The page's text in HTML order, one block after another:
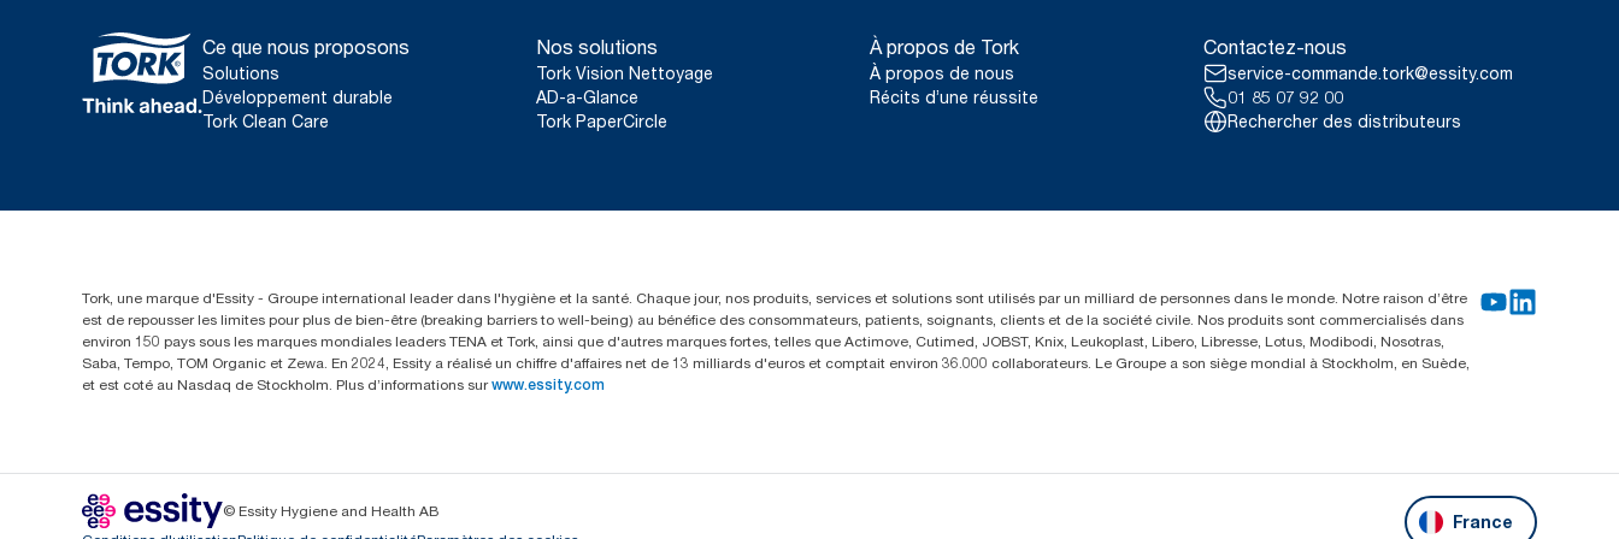
**
Représente l’assortiment de recharges européen Tork OptiServe® par occasion d’utilisation.
Analyses du cycle de vie (ACV) vérifiées par des tiers couvrant tous les niveaux de qualité
combinées avec des données de consommation. Comme ces données sont une moyenne des
systèmes, elles ne doivent pas être utilisées à des fins de création de rapports relatifs à
Ce que nous proposons
Solutions
Développement durable
Tork Clean Care
Nos solutions
Tork Vision Nettoyage
AD-a-Glance
Tork PaperCircle
À propos de Tork
À propos de nous
Récits d’une réussite
Contactez-nous
service-commande.tork@essity.com
01 85 07 92 00
Rechercher des distributeurs
Tork, une marque d'Essity - Groupe international leader dans l'hygiène et la santé. Chaque jour, nos produits, services et solutions sont utilisés par un milliard de personnes dans le monde. Notre raison d’être
est de repousser les limites pour plus de bien-être (breaking barriers to well-being) au bénéfice des consommateurs, patients, soignants, clients et de la société civile. Nos produits sont commercialisés dans
environ 150 pays sous les marques mondiales leaders TENA et Tork, ainsi que d'autres marques fortes, telles que Actimove, Cutimed, JOBST, Knix, Leukoplast, Libero, Libresse, Lotus, Modibodi, Nosotras,
Saba, Tempo, TOM Organic et Zewa. En 2024, Essity a réalisé un chiffre d'affaires net de 13 milliards d'euros et comptait environ 36.000 collaborateurs. Le Groupe a son siège mondial à Stockholm, en Suède,
et est coté au Nasdaq de Stockholm. Plus d’informations sur www.essity.com
© Essity Hygiene and Health AB
France